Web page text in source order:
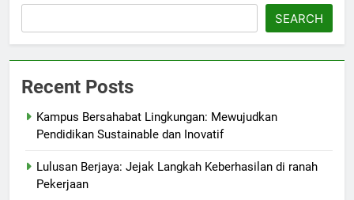
SEARCH
Recent Posts
Kampus Bersahabat Lingkungan: Mewujudkan
Pendidikan Sustainable dan Inovatif
Lulusan Berjaya: Jejak Langkah Keberhasilan di ranah
Pekerjaan